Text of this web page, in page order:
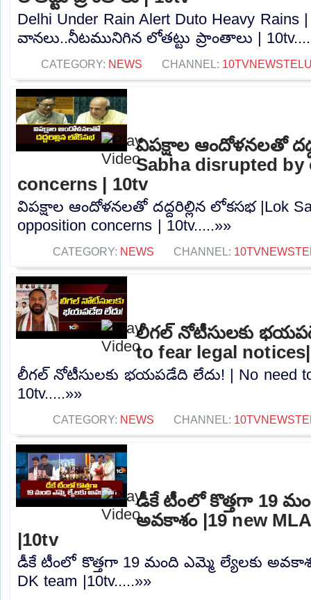
Delhi Under Rain Alert Duto Heavy
వానలు..నీటమునిగిన లోతట్టు ప్రాంతాలు |
CATEGORY: NEWS CHANNEL:
విపక్షాల ఆందోళనలతో
Sabha disrupted
concerns | 10tv
విపక్షాల ఆందోళనలతో దద్దరిల్లిన లోకసభ |Lok
opposition concerns | 10tv.....»»
CATEGORY: NEWS CHANNEL:
లీగల్ నోటీసులకు
to fear legal
లీగల్ నోటీసులకు భయపడేది లేదు! | No need to
10tv.....»»
CATEGORY: NEWS CHANNEL:
డీకే టీంలో కొత్తగా 19
అవకాశం |19 new
|10tv
డీకే టీంలో కొత్తగా 19 మంది ఎమ్మె ల్యేలకు
DK team |10tv.....»»